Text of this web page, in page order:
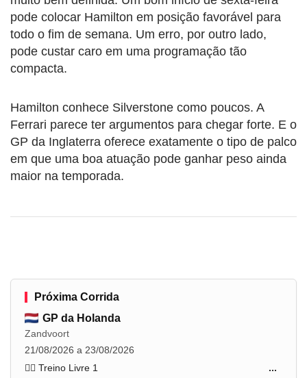
pode colocar Hamilton em posição favorável para
todo o fim de semana. Um erro, por outro lado,
pode custar caro em uma programação tão
compacta.
Hamilton conhece Silverstone como poucos. A
Ferrari parece ter argumentos para chegar forte. E o
GP da Inglaterra oferece exatamente o tipo de palco
em que uma boa atuação pode ganhar peso ainda
maior na temporada.
Próxima Corrida
GP da Holanda
Zandvoort
21/08/2026 a 23/08/2026
🏋️‍♂️ Treino Livre 1
...